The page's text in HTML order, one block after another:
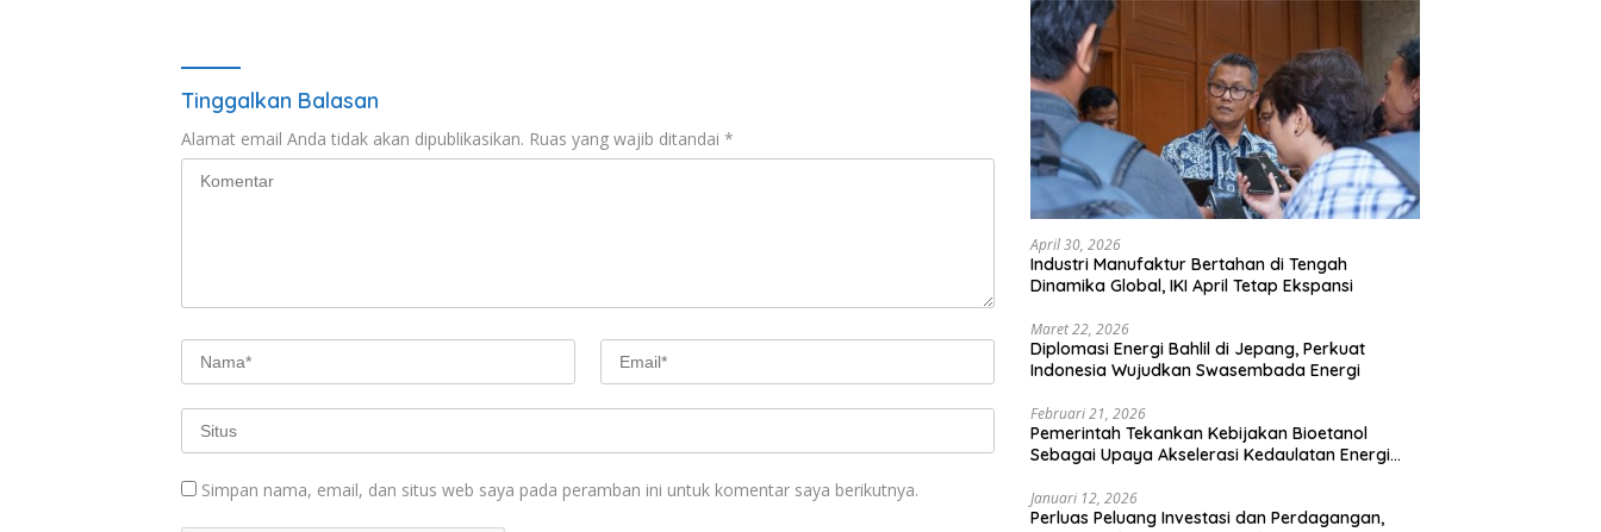
Tinggalkan Balasan
Alamat email Anda tidak akan dipublikasikan. Ruas yang wajib ditandai *
Simpan nama, email, dan situs web saya pada peramban ini untuk komentar saya berikutnya.
April 30, 2026
Industri Manufaktur Bertahan di Tengah
Dinamika Global, IKI April Tetap Ekspansi
Maret 22, 2026
Diplomasi Energi Bahlil di Jepang, Perkuat
Indonesia Wujudkan Swasembada Energi
Februari 21, 2026
Pemerintah Tekankan Kebijakan Bioetanol
Sebagai Upaya Akselerasi Kedaulatan Energi
Januari 12, 2026
Perluas Peluang Investasi dan Perdagangan,